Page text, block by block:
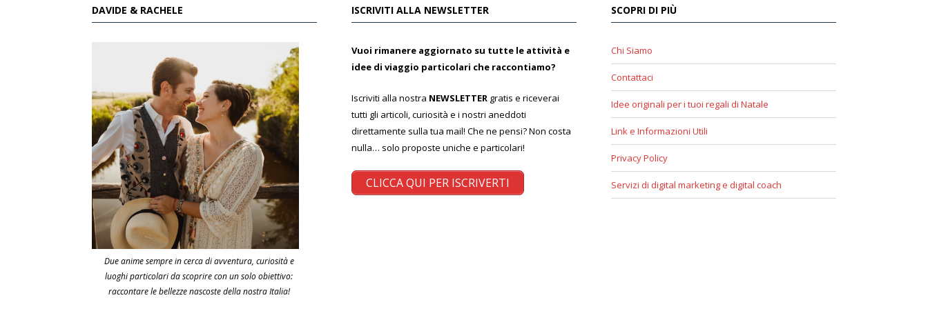
DAVIDE & RACHELE
Due anime sempre in cerca di avventura, curiosità e
luoghi particolari da scoprire con un solo obiettivo:
raccontare le bellezze nascoste della nostra Italia!
ISCRIVITI ALLA NEWSLETTER
Vuoi rimanere aggiornato su tutte le attività e
idee di viaggio particolari che raccontiamo?
Iscriviti alla nostra NEWSLETTER gratis e riceverai
tutti gli articoli, curiosità e i nostri aneddoti
direttamente sulla tua mail! Che ne pensi? Non costa
nulla… solo proposte uniche e particolari!
CLICCA QUI PER ISCRIVERTI
SCOPRI DI PIÙ
Chi Siamo
Contattaci
Idee originali per i tuoi regali di Natale
Link e Informazioni Utili
Privacy Policy
Servizi di digital marketing e digital coach